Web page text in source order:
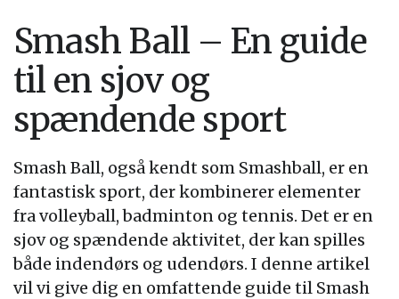
Smash Ball – En guide
til en sjov og
spændende sport
Smash Ball, også kendt som Smashball, er en
fantastisk sport, der kombinerer elementer
fra volleyball, badminton og tennis. Det er en
sjov og spændende aktivitet, der kan spilles
både indendørs og udendørs. I denne artikel
vil vi give dig en omfattende guide til Smash